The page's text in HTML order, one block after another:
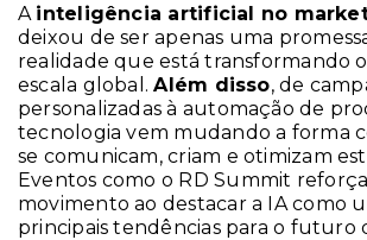
A inteligência artificial no
deixou de ser apenas uma
realidade que está transformando
escala global.Além disso, de
personalizadas à automação de
tecnologia vem mudando a forma
se comunicam, criam e otimizam
Eventos como o RD Summit
movimento ao destacar a IA como
principais tendências para o futuro